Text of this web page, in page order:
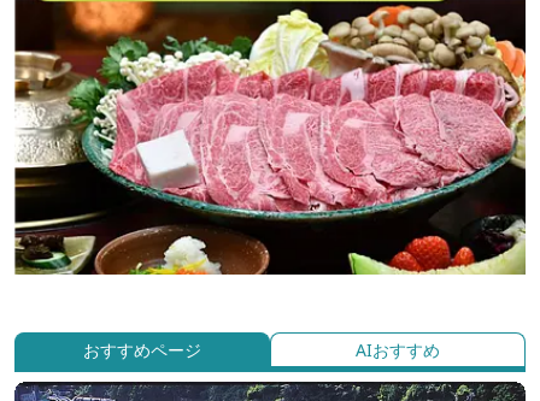
おすすめページ AIおすすめ